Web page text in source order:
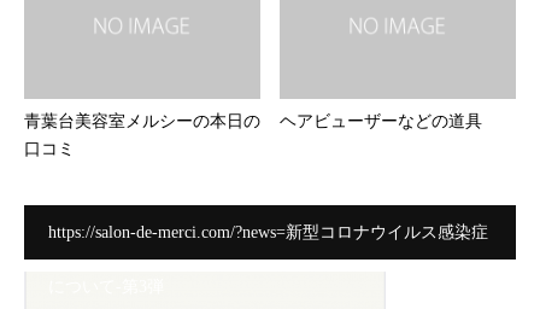
青葉台美容室メルシーの本日の
口コミ
ヘアビューザーなどの道具
https://salon-de-merci.com/?news=新型コロナウイルス感染症